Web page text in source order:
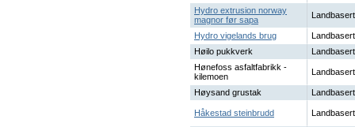
Hydro extrusion norway
magnor før sapa
Landbasert
Hydro vigelands brug
Landbasert
Høilo pukkverk
Landbasert
Hønefoss asfaltfabrikk -
kilemoen
Landbasert
Høysand grustak Landbasert
Håkestad steinbrudd Landbasert